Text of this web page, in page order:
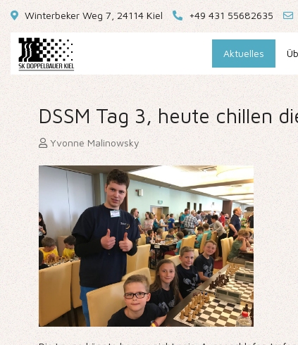
Winterbeker Weg 7, 24114 Kiel +49 431 55682635
Aktuelles
DSSM Tag 3, heute chillen
Yvonne Malinowsky